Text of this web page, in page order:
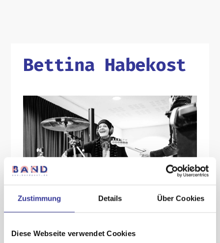
Zustimmung Details Über Cookies
Diese Webseite verwendet Cookies
Bettina Habekost
© Foto by Sandra Ludewig